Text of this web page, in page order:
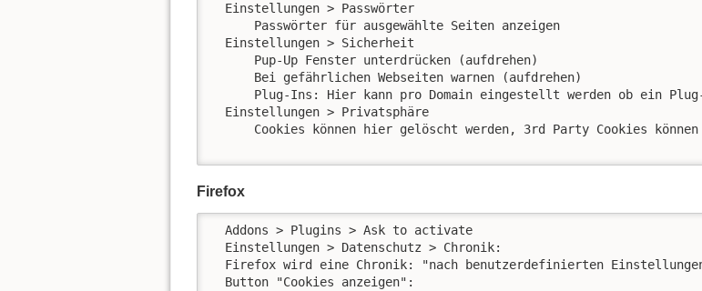
  Einstellungen > Passwörter
      Passwörter für ausgewählte Seiten anzeigen
  Einstellungen > Sicherheit
      Pup-Up Fenster unterdrücken (aufdrehen)
      Bei gefährlichen Webseiten warnen (aufdrehen)
Plug-Ins: Hier kann pro Domain eingestellt werden ob ein
  Einstellungen > Privatsphäre
Cookies können hier gelöscht werden, 3rd Party Cookies
Firefox
  Addons > Plugins > Ask to activate
  Einstellungen > Datenschutz > Chronik:
Firefox wird eine Chronik: "nach benutzerdefinierten
  Button "Cookies anzeigen":